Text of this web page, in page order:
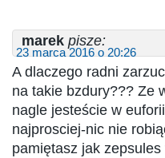
marek pisze:
23 marca 2016 o 20:26
A dlaczego radni
na takie bzdury??? Ze
nagle jesteście w
najprosciej-nic nie
pamiętasz jak